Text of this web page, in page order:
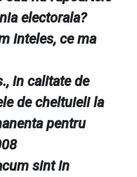
electorala?
inteles, ce ma
in calitate de
de cheltuieli la
pentru
sint in